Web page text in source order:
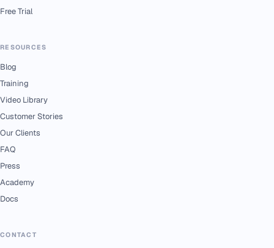
Free Trial
RESOURCES
Blog
Training
Video Library
Customer Stories
Our Clients
FAQ
Press
Academy
Docs
CONTACT